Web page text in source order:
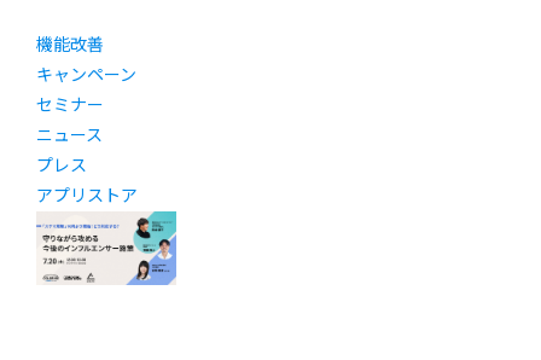
機能改善
キャンペーン
セミナー
ニュース
プレス
アプリストア